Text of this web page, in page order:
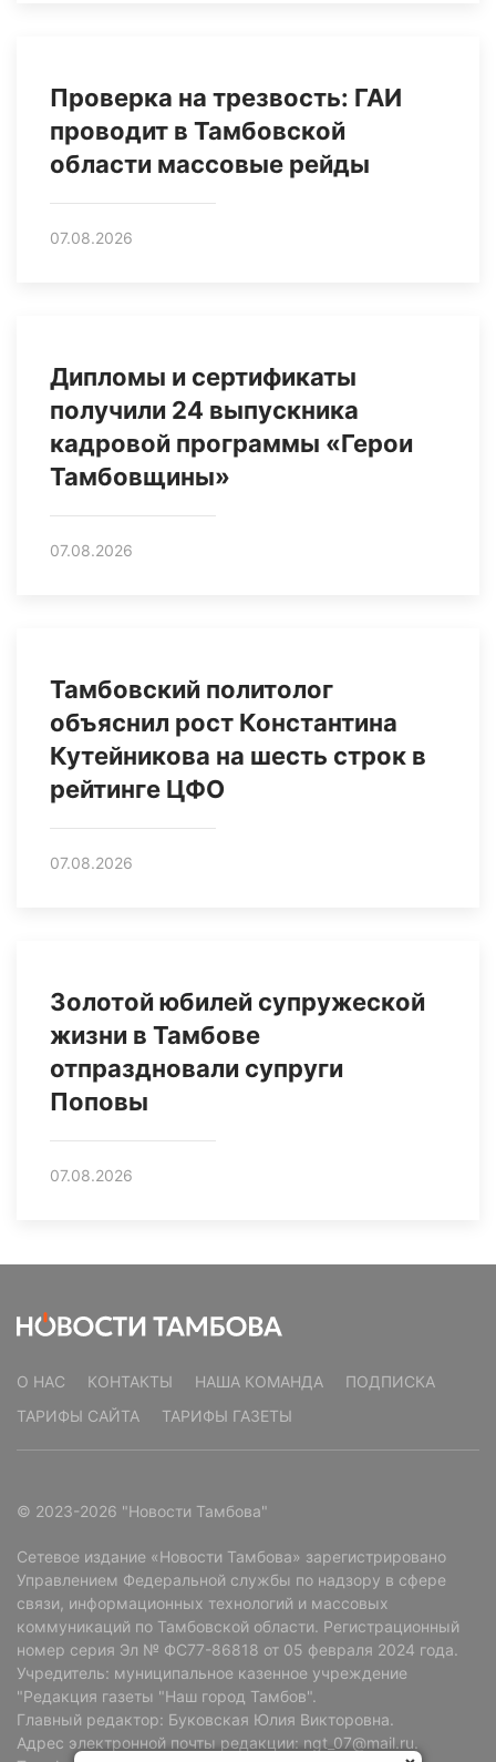
Проверка на трезвость: ГАИ
проводит в Тамбовской
области массовые рейды
07.08.2026
Дипломы и сертификаты
получили 24 выпускника
кадровой программы «Герои
Тамбовщины»
07.08.2026
Тамбовский политолог
объяснил рост Константина
Кутейникова на шесть строк в
рейтинге ЦФО
07.08.2026
Золотой юбилей супружеской
жизни в Тамбове
отпраздновали супруги
Поповы
07.08.2026
О НАС КОНТАКТЫ НАША КОМАНДА
ПОДПИСКА
ТАРИФЫ САЙТА
ТАРИФЫ ГАЗЕТЫ
© 2023-2026 "Новости Тамбова"
Сетевое издание «Новости Тамбова» зарегистрировано
Управлением Федеральной службы по надзору в сфере
связи, информационных технологий и массовых
коммуникаций по Тамбовской области. Регистрационный
номер серия Эл № ФС77-86818 от 05 февраля 2024 года.
Учредитель: муниципальное казенное учреждение
"Редакция газеты "Наш город Тамбов".
Главный редактор: Буковская Юлия Викторовна.
Адрес электронной почты редакции: ngt_07@mail.ru.